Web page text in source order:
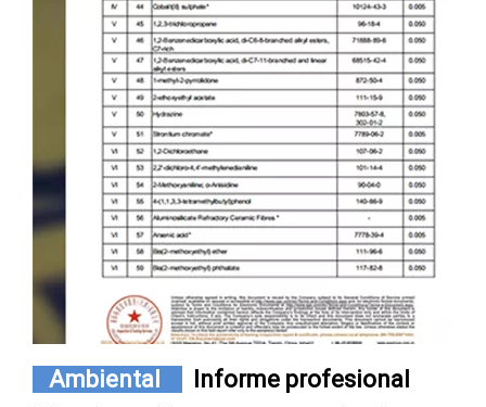
Ambiental Informe profesional